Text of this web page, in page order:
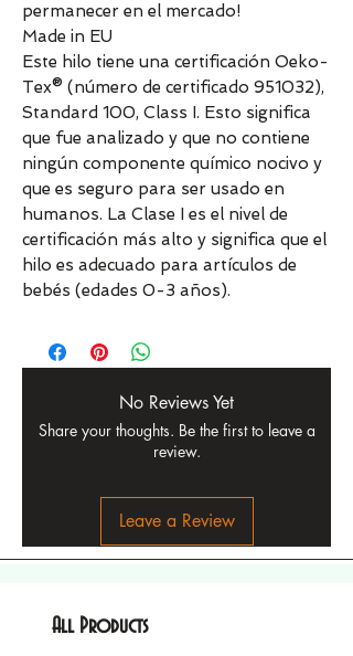
permanecer en el mercado!
Made in EU
Este hilo tiene una certificación Oeko-
Tex® (número de certificado 951032),
Standard 100, Class I. Esto significa
que fue analizado y que no contiene
ningún componente químico nocivo y
que es seguro para ser usado en
humanos. La Clase I es el nivel de
certificación más alto y significa que el
hilo es adecuado para artículos de
bebés (edades 0-3 años).
No Reviews Yet
Share your thoughts. Be the first to leave a
review.
Leave a Review
All Products